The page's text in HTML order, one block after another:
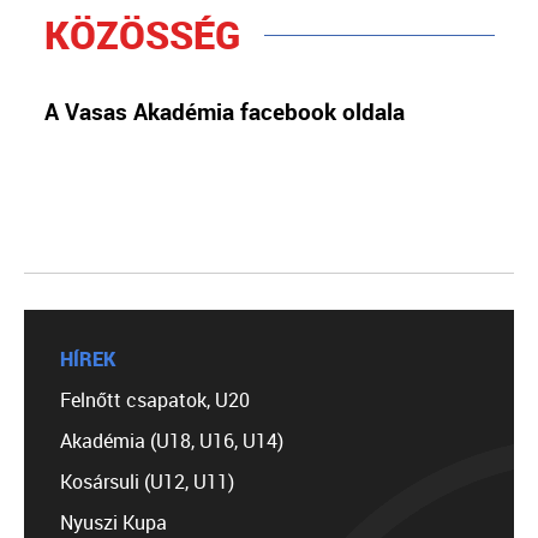
KÖZÖSSÉG
A Vasas Akadémia facebook oldala
HÍREK
Felnőtt csapatok, U20
Akadémia (U18, U16, U14)
Kosársuli (U12, U11)
Nyuszi Kupa